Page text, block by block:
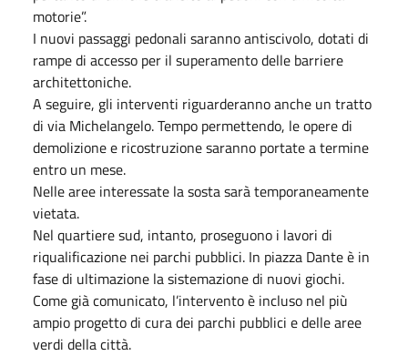
motorie”.
I nuovi passaggi pedonali saranno antiscivolo, dotati di
rampe di accesso per il superamento delle barriere
architettoniche.
A seguire, gli interventi riguarderanno anche un tratto
di via Michelangelo. Tempo permettendo, le opere di
demolizione e ricostruzione saranno portate a termine
entro un mese.
Nelle aree interessate la sosta sarà temporaneamente
vietata.
Nel quartiere sud, intanto, proseguono i lavori di
riqualificazione nei parchi pubblici. In piazza Dante è in
fase di ultimazione la sistemazione di nuovi giochi.
Come già comunicato, l’intervento è incluso nel più
ampio progetto di cura dei parchi pubblici e delle aree
verdi della città.